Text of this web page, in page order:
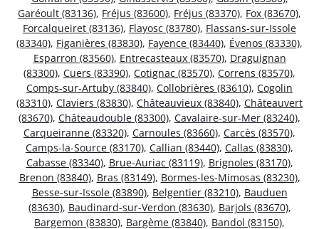
Garéoult (83136), Fréjus (83600), Fréjus (83370), Fox (83670),
Forcalqueiret (83136), Flayosc (83780), Flassans-sur-Issole
(83340), Figanières (83830), Fayence (83440), Évenos (83330),
Esparron (83560), Entrecasteaux (83570), Draguignan
(83300), Cuers (83390), Cotignac (83570), Correns (83570),
Comps-sur-Artuby (83840), Collobrières (83610), Cogolin
(83310), Claviers (83830), Châteauvieux (83840), Châteauvert
(83670), Châteaudouble (83300), Cavalaire-sur-Mer (83240),
Carqueiranne (83320), Carnoules (83660), Carcès (83570),
Camps-la-Source (83170), Callian (83440), Callas (83830),
Cabasse (83340), Brue-Auriac (83119), Brignoles (83170),
Brenon (83840), Bras (83149), Bormes-les-Mimosas (83230),
Besse-sur-Issole (83890), Belgentier (83210), Bauduen
(83630), Baudinard-sur-Verdon (83630), Barjols (83670),
Bargemon (83830), Bargème (83840), Bandol (83150),